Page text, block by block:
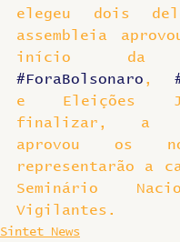
elegeu dois
assembleia
#ForaBolsonaro ,
e Eleições
finalizar, a
aprovou os
representarão a
Seminário
Vigilantes.
Sintet News